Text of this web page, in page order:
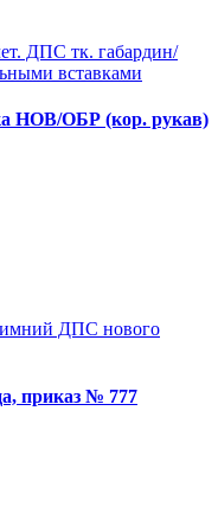
НОВ/ОБР (кор. рукав)
приказ № 777